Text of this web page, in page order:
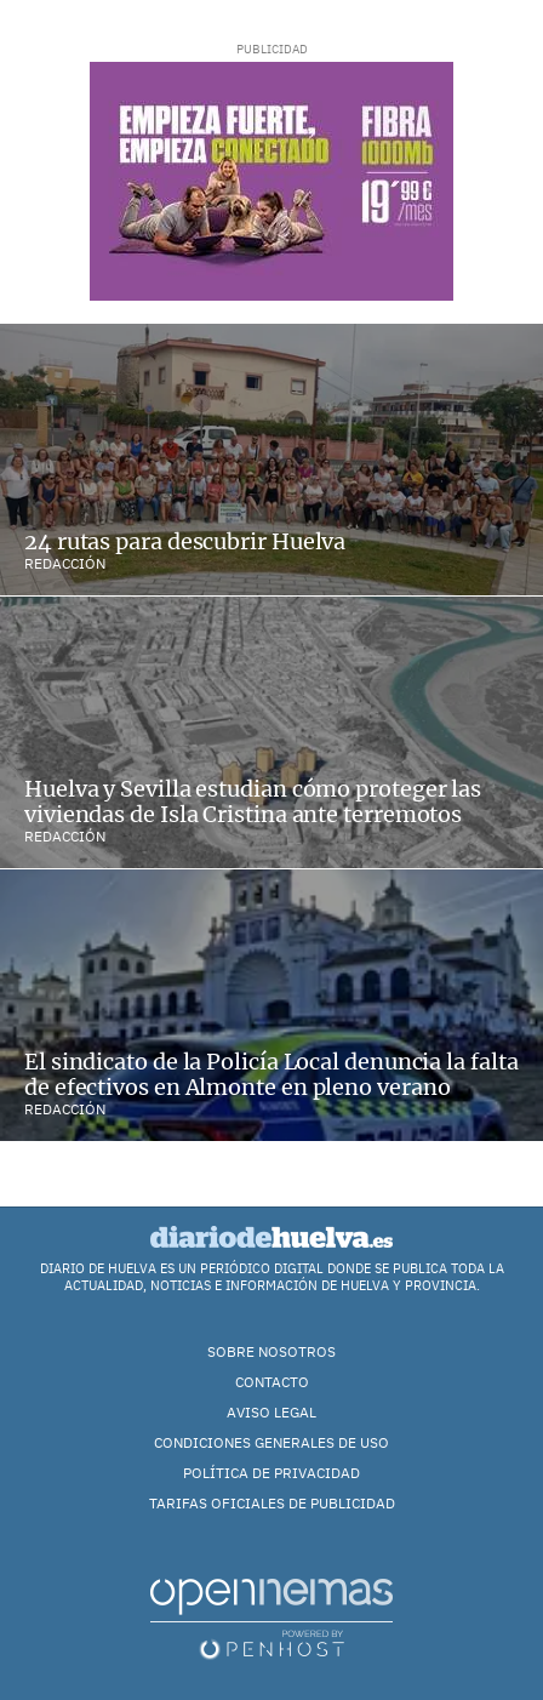
24 rutas para descubrir Huelva
REDACCIÓN
Huelva y Sevilla estudian cómo proteger las
viviendas de Isla Cristina ante terremotos
REDACCIÓN
El sindicato de la Policía Local denuncia la falta
de efectivos en Almonte en pleno verano
REDACCIÓN
DIARIO DE HUELVA ES UN PERIÓDICO DIGITAL DONDE SE PUBLICA TODA LA
ACTUALIDAD, NOTICIAS E INFORMACIÓN DE HUELVA Y PROVINCIA.
SOBRE NOSOTROS
CONTACTO
AVISO LEGAL
CONDICIONES GENERALES DE USO
POLÍTICA DE PRIVACIDAD
TARIFAS OFICIALES DE PUBLICIDAD